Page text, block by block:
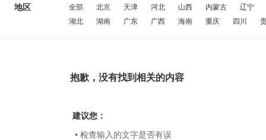
地区 全部 北京 天津 河北 山西 内蒙古
辽宁
湖北
湖南 广东 广西 海南 重庆 四川
抱歉，没有找到相关的内容
建议您：
• 检查输入的文字是否有误